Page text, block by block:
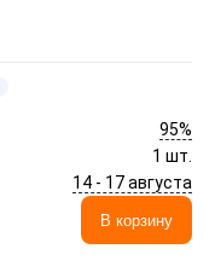
95%
1 шт.
14 - 17 августа
В корзину